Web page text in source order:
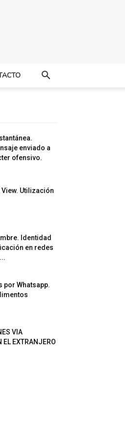
enviado a
ofensivo.
Utilización
Identidad
en redes
por Whatsapp.
VIA
EL EXTRANJERO